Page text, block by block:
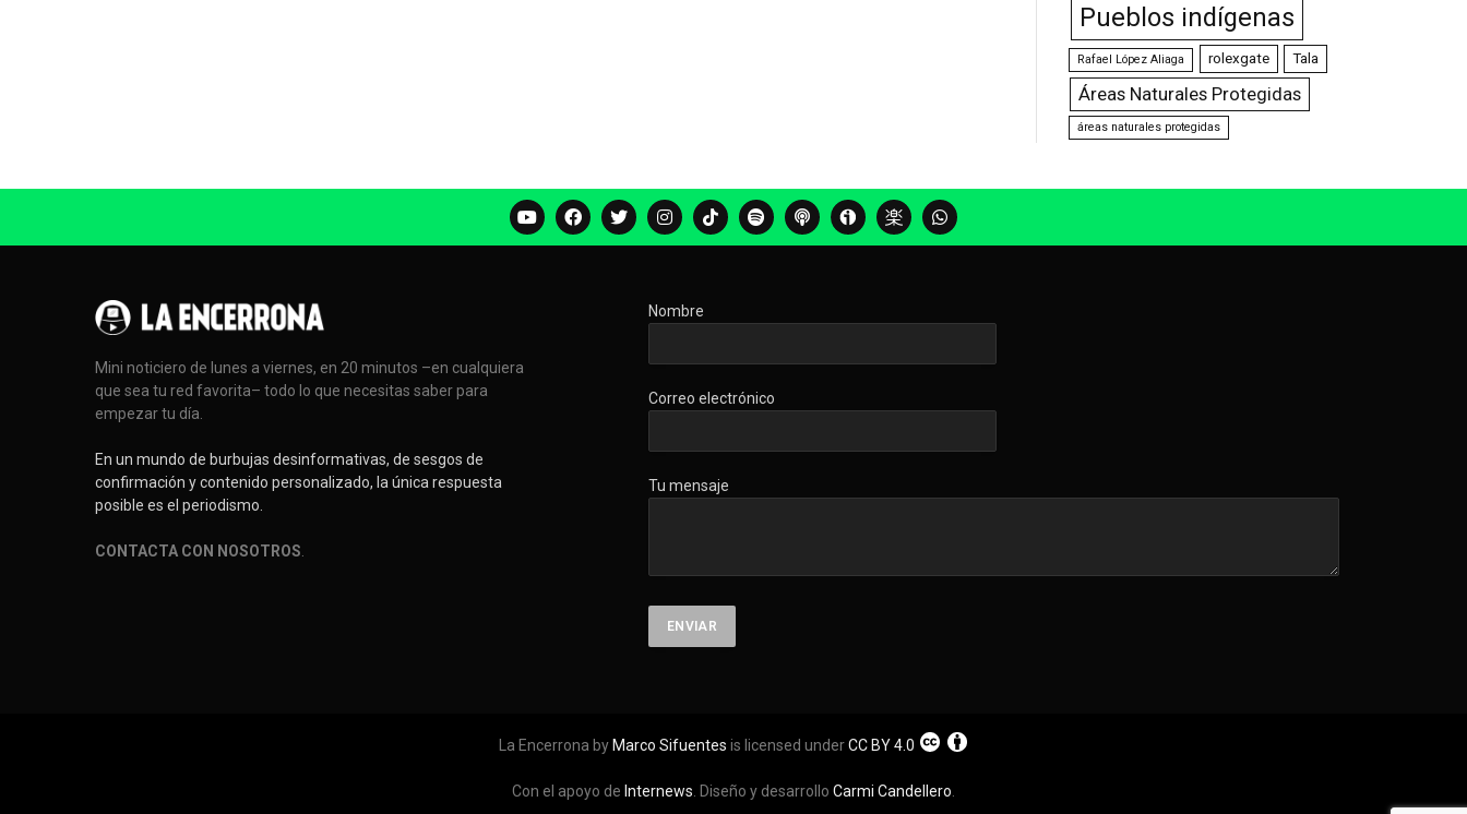
Pueblos indígenas
Rafael López Aliaga rolexgate Tala
Áreas Naturales Protegidas
áreas naturales protegidas
Mini noticiero de lunes a viernes, en 20 minutos –en cualquiera
que sea tu red favorita– todo lo que necesitas saber para
empezar tu día.
En un mundo de burbujas desinformativas, de sesgos de
confirmación y contenido personalizado, la única respuesta
posible es el periodismo.
CONTACTA CON NOSOTROS
Nombre
Correo electrónico
Tu mensaje
La Encerrona by Marco Sifuentes is licensed underCC BY 4.0
Con el apoyo de Internews . Diseño y desarrollo Carmi Candellero